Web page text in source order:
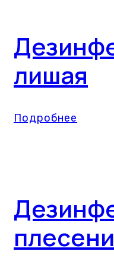
лишая
Подробнее
плесени